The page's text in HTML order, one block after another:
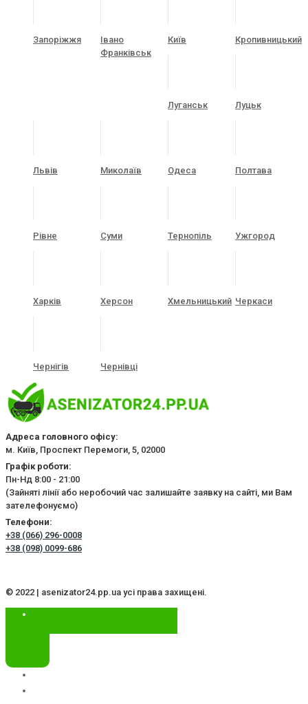
Запоріжжя
Івано
Франківськ
Київ Кропивницький
Луганськ Луцьк
Львів Миколаїв Одеса Полтава
Рівне Суми Тернопіль Ужгород
Харків Херсон Хмельницький Черкаси
Чернігів Чернівці
Адреса головного офісу:
м. Київ, Проспект Перемоги, 5, 02000
Графік роботи:
Пн-Нд 8:00 - 21:00
(Зайняті лінії або неробочий час залишайте заявку на сайті, ми Вам
зателефонуємо)
Телефони:
+38 (066) 296-0008
+38 (098) 0099-686
© 2022 | asenizator24.pp.ua усі права захищені.